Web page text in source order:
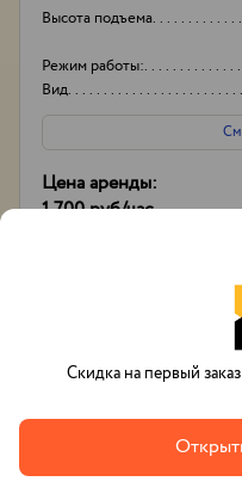
Высота подъема
Режим работы:
Вид
Высота вышки
Цена аренды:
1 700 руб/час
Скидка на первый